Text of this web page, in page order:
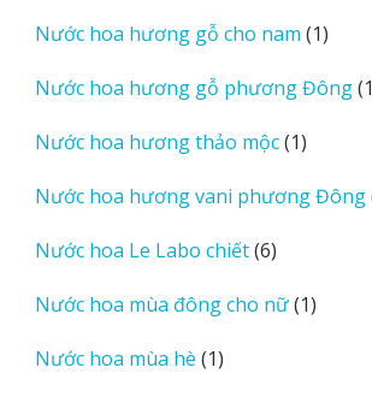
Nước hoa hương gỗ cho nam 11
phẩm
Nước hoa hương gỗ phương Đông 1
Nước hoa hương thảo mộc 11
phẩm
Nước hoa hương vani phương Đông
Nước hoa Le Labo chiết 66
phẩm
Nước hoa mùa đông cho nữ 11
Nước hoa mùa hè 11